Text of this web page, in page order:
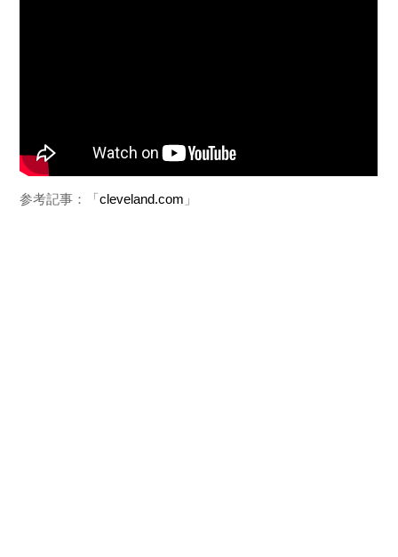
参考記事：「cleveland.com 」